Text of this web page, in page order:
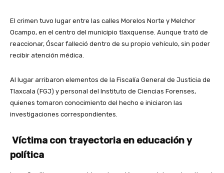
El crimen tuvo lugar entre las calles Morelos Norte y Melchor
Ocampo, en el centro del municipio tlaxquense. Aunque trató de
reaccionar, Óscar falleció dentro de su propio vehículo, sin poder
recibir atención médica.
Al lugar arribaron elementos de la Fiscalía General de Justicia de
Tlaxcala (FGJ) y personal del Instituto de Ciencias Forenses,
quienes tomaron conocimiento del hecho e iniciaron las
investigaciones correspondientes.
Víctima con trayectoria en educación y
política